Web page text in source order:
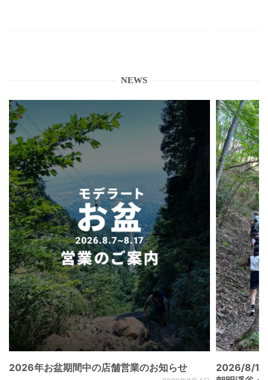
NEWS
2026年お盆期間中の店舗営業のお知らせ
2026/8/